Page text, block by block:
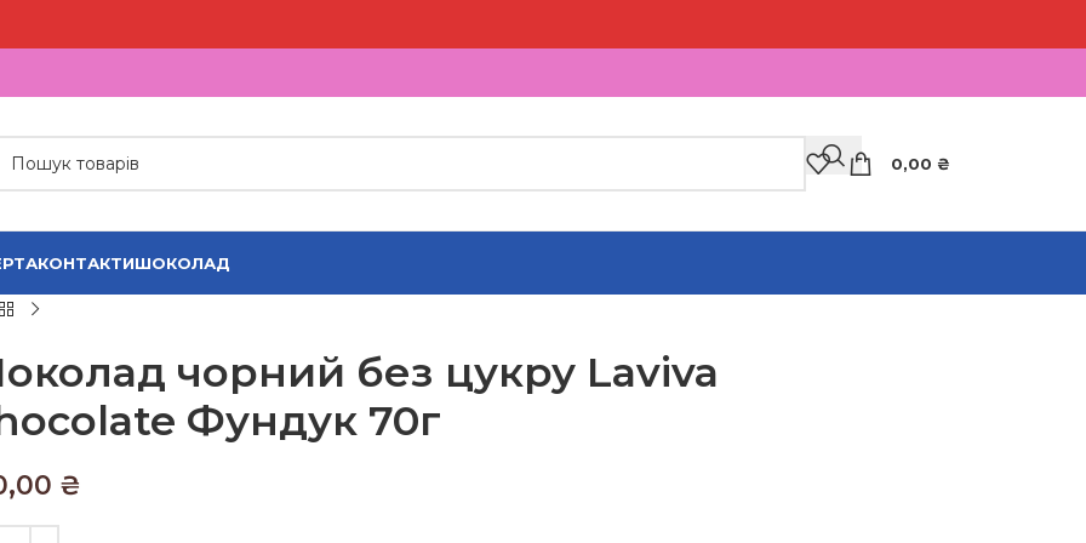
0,00 ₴
КОНТАКТИШОКОЛАД
чорний без цукру Laviva
Фундук 70г
₴